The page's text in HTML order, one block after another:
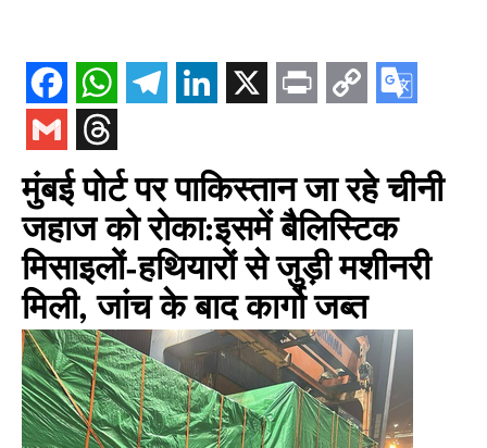
मुंबई पोर्ट पर पाकिस्तान जा रहे चीनी
जहाज को रोका:इसमें बैलिस्टिक
मिसाइलों-हथियारों से जुड़ी मशीनरी
मिली, जांच के बाद कार्गो जब्त